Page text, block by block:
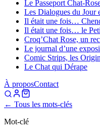
Le Passeport Chat-
Les Dialogues du Jour
Il était une fois…
Il était une fois… le
Croq’Chat Rose, un
Le journal d’une
Comic Strips, les
Le Chat qui Dérape
À proposContact
← Tous les mots-clés
Mot-clé